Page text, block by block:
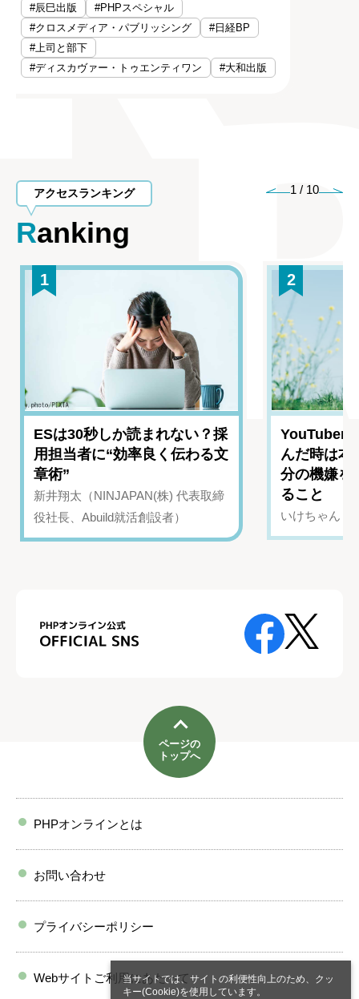
当サイトでは、サイトの利便性向上のため、クッ
キー(Cookie)を使用しています。
#辰巳出版
#PHPスペシャル
#クロスメディア・パブリッシング
#日経BP
#上司と部下
#ディスカヴァー・トゥエンティワン
#大和出版
アクセスランキング
Ranking
1 / 10
1
ESは30秒しか読まれない？採
用担当者に“効率良く伝わる文
章術”
新井翔太（NINJAPAN(株) 代表取締
役社長、Abuild就活創設者）
2
YouTuber
んだ時は
分の機嫌を
ること
いけちゃん（
ページの
トップへ
PHPオンラインとは
お問い合わせ
プライバシーポリシー
Webサイトご利用にあたって